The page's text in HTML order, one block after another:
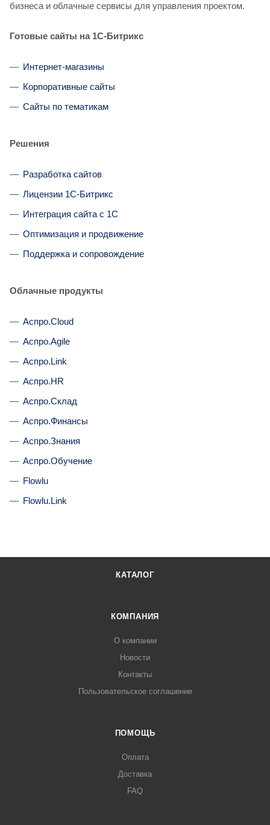
бизнеса и облачные сервисы для управления проектом.
Готовые сайты на 1С-Битрикс
Интернет-магазины
Корпоративные сайты
Сайты по тематикам
Решения
Разработка сайтов
Лицензии 1С-Битрикс
Интеграция сайта с 1С
Оптимизация и продвижение
Поддержка и сопровождение
Облачные продукты
Аспро.Cloud
Аспро.Agile
Аспро.Link
Аспро.HR
Аспро.Склад
Аспро.Финансы
Аспро.Знания
Аспро.Обучение
Flowlu
Flowlu.Link
КАТАЛОГ
КОМПАНИЯ
О компании
Новости
Контакты
Пользовательское соглашение
ПОМОЩЬ
Оплата
Доставка
FAQ